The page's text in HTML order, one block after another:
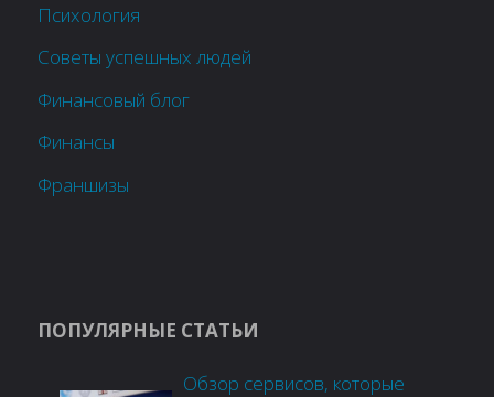
Психология
Советы успешных людей
Финансовый блог
Финансы
Франшизы
ПОПУЛЯРНЫЕ СТАТЬИ
Обзор сервисов, которые